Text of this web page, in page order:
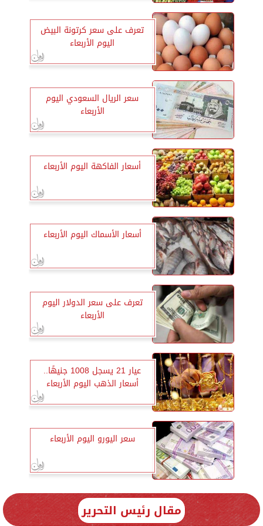
تعرف على سعر كرتونة البيض
اليوم الأربعاء
سعر الريال السعودي اليوم
الأربعاء
أسعار الفاكهة اليوم الأربعاء
أسعار الأسماك اليوم الأربعاء
تعرف على سعر الدولار اليوم
الأربعاء
عيار 21 يسجل 1008 جنيهًا..
أسعار الذهب اليوم الأربعاء
سعر اليورو اليوم الأربعاء
مقال رئيس التحرير